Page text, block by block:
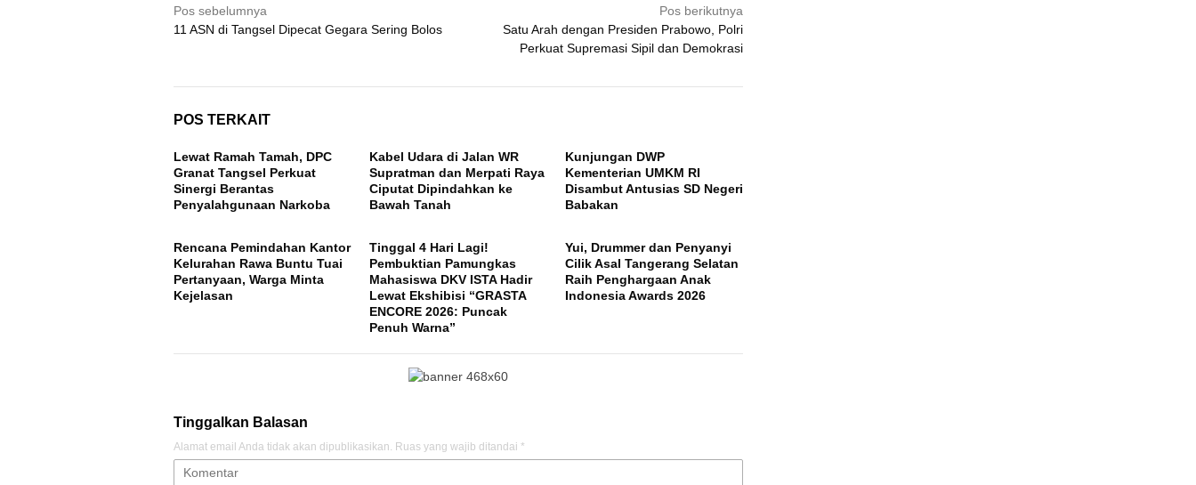
Navigasi
pos
Pos sebelumnya
11 ASN di Tangsel Dipecat Gegara Sering Bolos
Pos berikutnya
Satu Arah dengan Presiden Prabowo, Polri
Perkuat Supremasi Sipil dan Demokrasi
POS TERKAIT
Lewat Ramah Tamah, DPC
Granat Tangsel Perkuat
Sinergi Berantas
Penyalahgunaan Narkoba
Kabel Udara di Jalan WR
Supratman dan Merpati Raya
Ciputat Dipindahkan ke
Bawah Tanah
Kunjungan DWP
Kementerian UMKM RI
Disambut Antusias SD Negeri
Babakan
Rencana Pemindahan Kantor
Kelurahan Rawa Buntu Tuai
Pertanyaan, Warga Minta
Kejelasan
Tinggal 4 Hari Lagi!
Pembuktian Pamungkas
Mahasiswa DKV ISTA Hadir
Lewat Ekshibisi “GRASTA
ENCORE 2026: Puncak
Penuh Warna”
Yui, Drummer dan Penyanyi
Cilik Asal Tangerang Selatan
Raih Penghargaan Anak
Indonesia Awards 2026
Tinggalkan Balasan
Alamat email Anda tidak akan dipublikasikan. Ruas yang wajib ditandai *